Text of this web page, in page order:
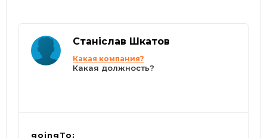
Станіслав Шкатов
Какая компания?
Какая должность?
goingTo: